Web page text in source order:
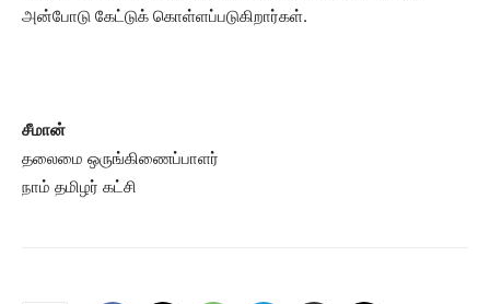
அன்போடு கேட்டுக் கொள்ளப்படுகிறார்கள்.
சீமான்
தலைமை ஒருங்கிணைப்பாளர்
நாம் தமிழர் கட்சி